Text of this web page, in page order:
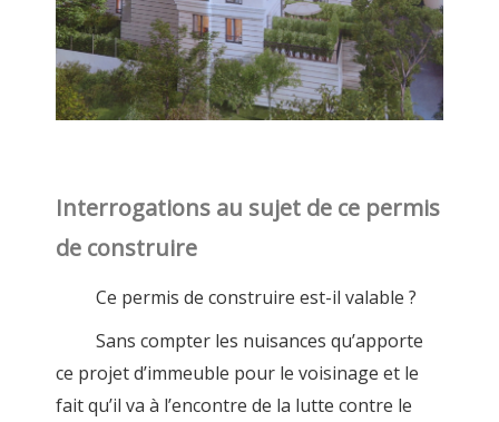
Interrogations au sujet de ce permis
de construire
Ce permis de construire est-il valable ?
Sans compter les nuisances qu’apporte
ce projet d’immeuble pour le voisinage et le
fait qu’il va à l’encontre de la lutte contre le